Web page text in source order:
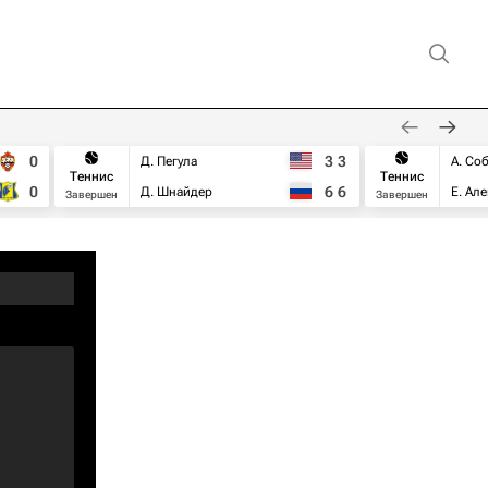
0
0
Теннис
Завершен
Д. Пегула
Д. Шнайдер
3 3
6 6
Теннис
Завершен
А.
Е.